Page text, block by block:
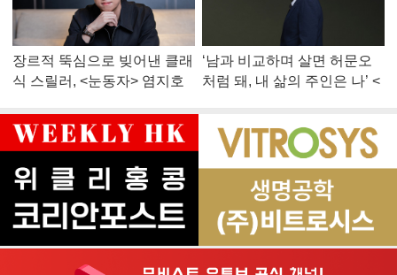
장르적 뚝심으로 빚어낸 클래
식 스릴러, <눈동자> 염지호
‘남과 비교하며 살면 허문오
처럼 돼, 내 삶의 주인은 나’ <